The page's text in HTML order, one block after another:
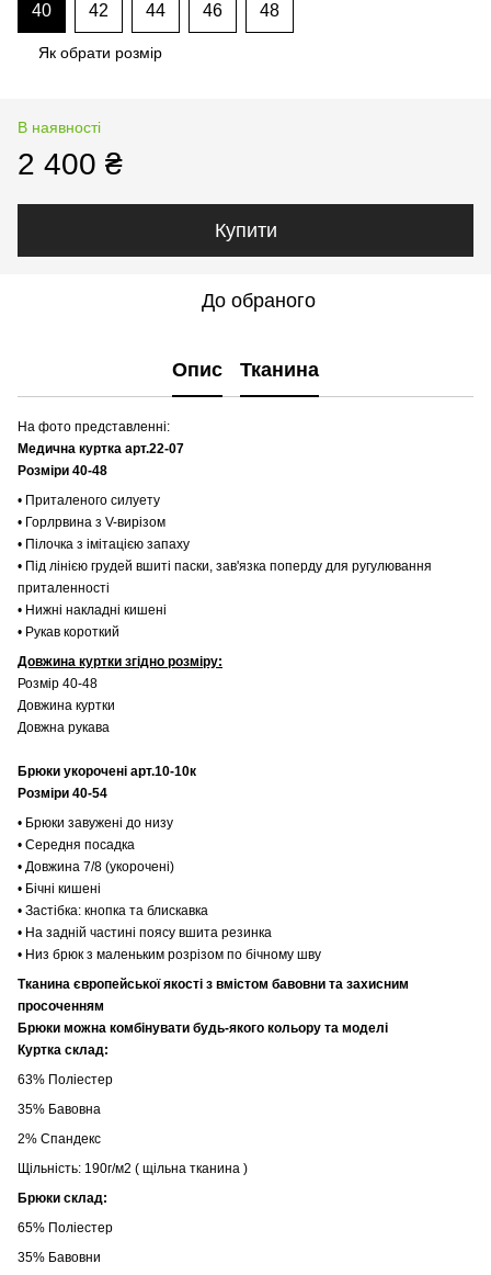
40 42 44 46 48
Як обрати розмір
В наявності
2 400 ₴
Купити
До обраного
Опис Тканина
На фото представленні:
Медична куртка арт.22-07
Розміри 40-48
• Приталеного силуету
• Горлрвина з V-вирізом
• Пілочка з імітацією запаху
• Під лінією грудей вшиті паски, зав'язка поперду для ругулювання
приталенності
• Нижні накладні кишені
• Рукав короткий
Довжина куртки згідно розміру:
Розмір 40-48
Довжина куртки
Довжна рукава
Брюки укорочені арт.10-10к
Розміри 40-54
• Брюки завужені до низу
• Середня посадка
• Довжина 7/8 (укорочені)
• Бічні кишені
• Застібка: кнопка та блискавка
• На задній частині поясу вшита резинка
• Низ брюк з маленьким розрізом по бічному шву
Тканина європейської якості з вмістом бавовни та захисним
просоченням
Брюки можна комбінувати будь-якого кольору та моделі
Куртка склад:
63% Поліестер
35% Бавовна
2% Спандекс
Щільність: 190г/м2 ( щільна тканина )
Брюки склад:
65% Поліестер
35% Бавовни